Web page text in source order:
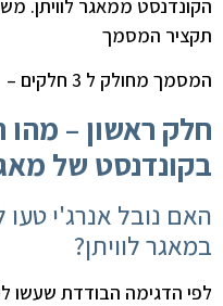
הקונדנסט ממאגר לוויתן.
תקציר המסמך
המסמך מחולק ל 3 חלקים –
חלק ראשון – מהו
בקונדנסט של
האם נובל אנרג'י טעו
במאגר לוויתן?